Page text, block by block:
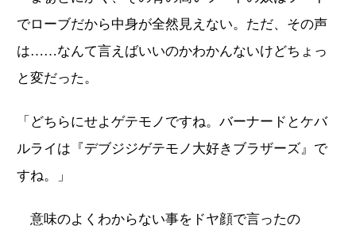
でローブだから中身が全然見えない。ただ、その声
は……なんて言えばいいのかわかんないけどちょっ
と変だった。
「どちらにせよゲテモノですね。バーナードとケバ
ルライは『デブジジゲテモノ大好きブラザーズ』で
すね。」
意味のよくわからない事をドヤ顔で言ったの